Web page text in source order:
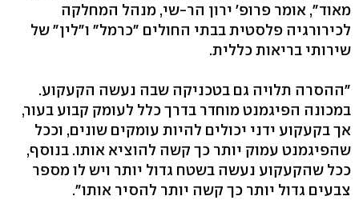
מאוד", אומר פרופ' ירון הר-שי, מנהל המחלקה
לכירורגיה פלסטית בבתי החולים "כרמל" ו"לין" של
שירותי בריאות כללית.
"ההסרה תלויה גם בטכניקה שבה נעשה הקעקוע.
במכונה הפיגמנט מוחדר בדרך כלל לעומק קבוע בעור,
אך בקעקוע ידני יכולים להיות עומקים שונים, וככל
שהפיגמנט עמוק יותר כך קשה להוציא אותו. בנוסף,
ככל שהקעקוע נעשה בשטח גדול יותר ויש לו מספר
צבעים גדול יותר כך קשה יותר להסיר אותו".